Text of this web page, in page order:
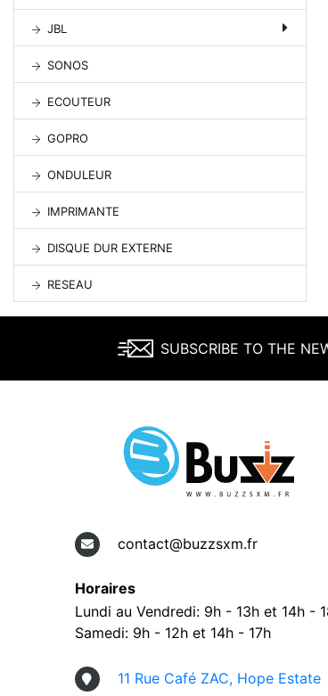
JBL
SONOS
ECOUTEUR
GOPRO
ONDULEUR
IMPRIMANTE
DISQUE DUR EXTERNE
RESEAU
SUBSCRIBE TO THE
contact@buzzsxm.fr
Horaires
Lundi au Vendredi: 9h - 13h et 14h -
Samedi: 9h - 12h et 14h - 17h
11 Rue Café ZAC, Hope Estate